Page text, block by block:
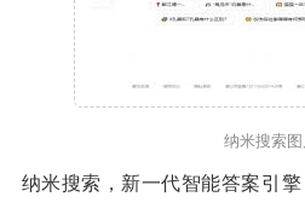
纳米搜索
纳米搜索，新一代智能答案引